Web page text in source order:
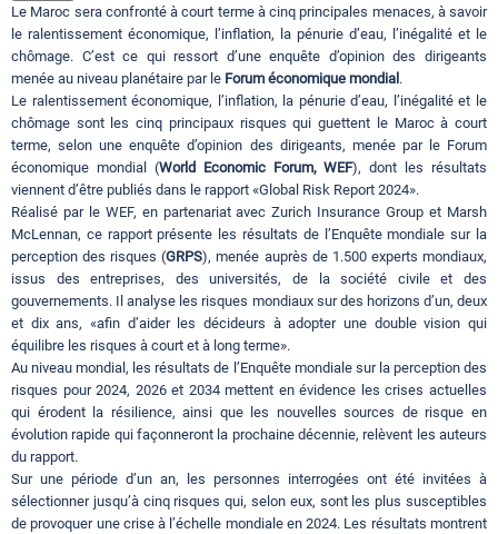
Le Maroc sera confronté à court terme à cinq principales menaces, à savoir
le ralentissement économique, l’inflation, la pénurie d’eau, l’inégalité et le
chômage. C’est ce qui ressort d’une enquête d’opinion des dirigeants
menée au niveau planétaire par le Forum économique mondial .
Le ralentissement économique, l’inflation, la pénurie d’eau, l’inégalité et le
chômage sont les cinq principaux risques qui guettent le Maroc à court
terme, selon une enquête d’opinion des dirigeants, menée par le Forum
économique mondial (World Economic Forum, WEF), dont les résultats
viennent d’être publiés dans le rapport «Global Risk Report 2024».
Réalisé par le WEF, en partenariat avec Zurich Insurance Group et Marsh
McLennan, ce rapport présente les résultats de l’Enquête mondiale sur la
perception des risques (GRPS), menée auprès de 1.500 experts mondiaux,
issus des entreprises, des universités, de la société civile et des
gouvernements. Il analyse les risques mondiaux sur des horizons d’un, deux
et dix ans, «afin d’aider les décideurs à adopter une double vision qui
équilibre les risques à court et à long terme».
Au niveau mondial, les résultats de l’Enquête mondiale sur la perception des
risques pour 2024, 2026 et 2034 mettent en évidence les crises actuelles
qui érodent la résilience, ainsi que les nouvelles sources de risque en
évolution rapide qui façonneront la prochaine décennie, relèvent les auteurs
du rapport.
Sur une période d’un an, les personnes interrogées ont été invitées à
sélectionner jusqu’à cinq risques qui, selon eux, sont les plus susceptibles
de provoquer une crise à l’échelle mondiale en 2024. Les résultats montrent